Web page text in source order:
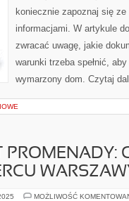
koniecznie zapoznaj się
informacjami. W artykule
zwracać uwagę, jakie
warunki trzeba spełnić,
wymarzony dom. Czytaj
PROMENADY:
MOŻLIWOŚĆ